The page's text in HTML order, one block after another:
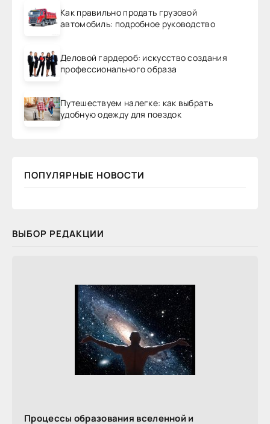
Как правильно продать грузовой
автомобиль: подробное руководство
Деловой гардероб: искусство создания
профессионального образа
Путешествуем налегке: как выбрать
удобную одежду для поездок
ПОПУЛЯРНЫЕ НОВОСТИ
ВЫБОР РЕДАКЦИИ
Процессы образования вселенной и